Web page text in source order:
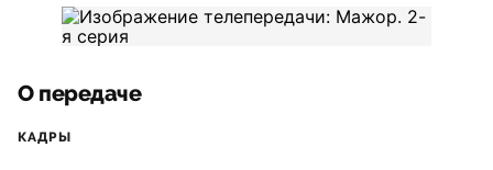
О передаче
КАДРЫ